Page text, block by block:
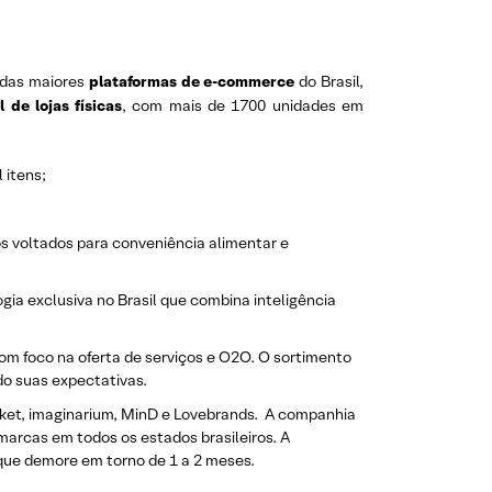
maiores plataformas de e-commerce do Brasil,
de lojas físicas, com mais de 1700 unidades em
itens;
voltados para conveniência alimentar e
exclusiva no Brasil que combina inteligência
foco na oferta de serviços e O2O. O sortimento
suas expectativas.
imaginarium, MinD e Lovebrands. A companhia
em todos os estados brasileiros. A
demore em torno de 1 a 2 meses.